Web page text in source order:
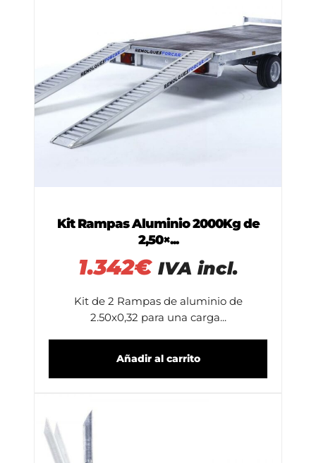
Kit Rampas Aluminio 2000Kg de
2,50×...
1.342€ IVA incl.
Kit de 2 Rampas de aluminio de
2.50x0,32 para una carga...
Añadir al carrito